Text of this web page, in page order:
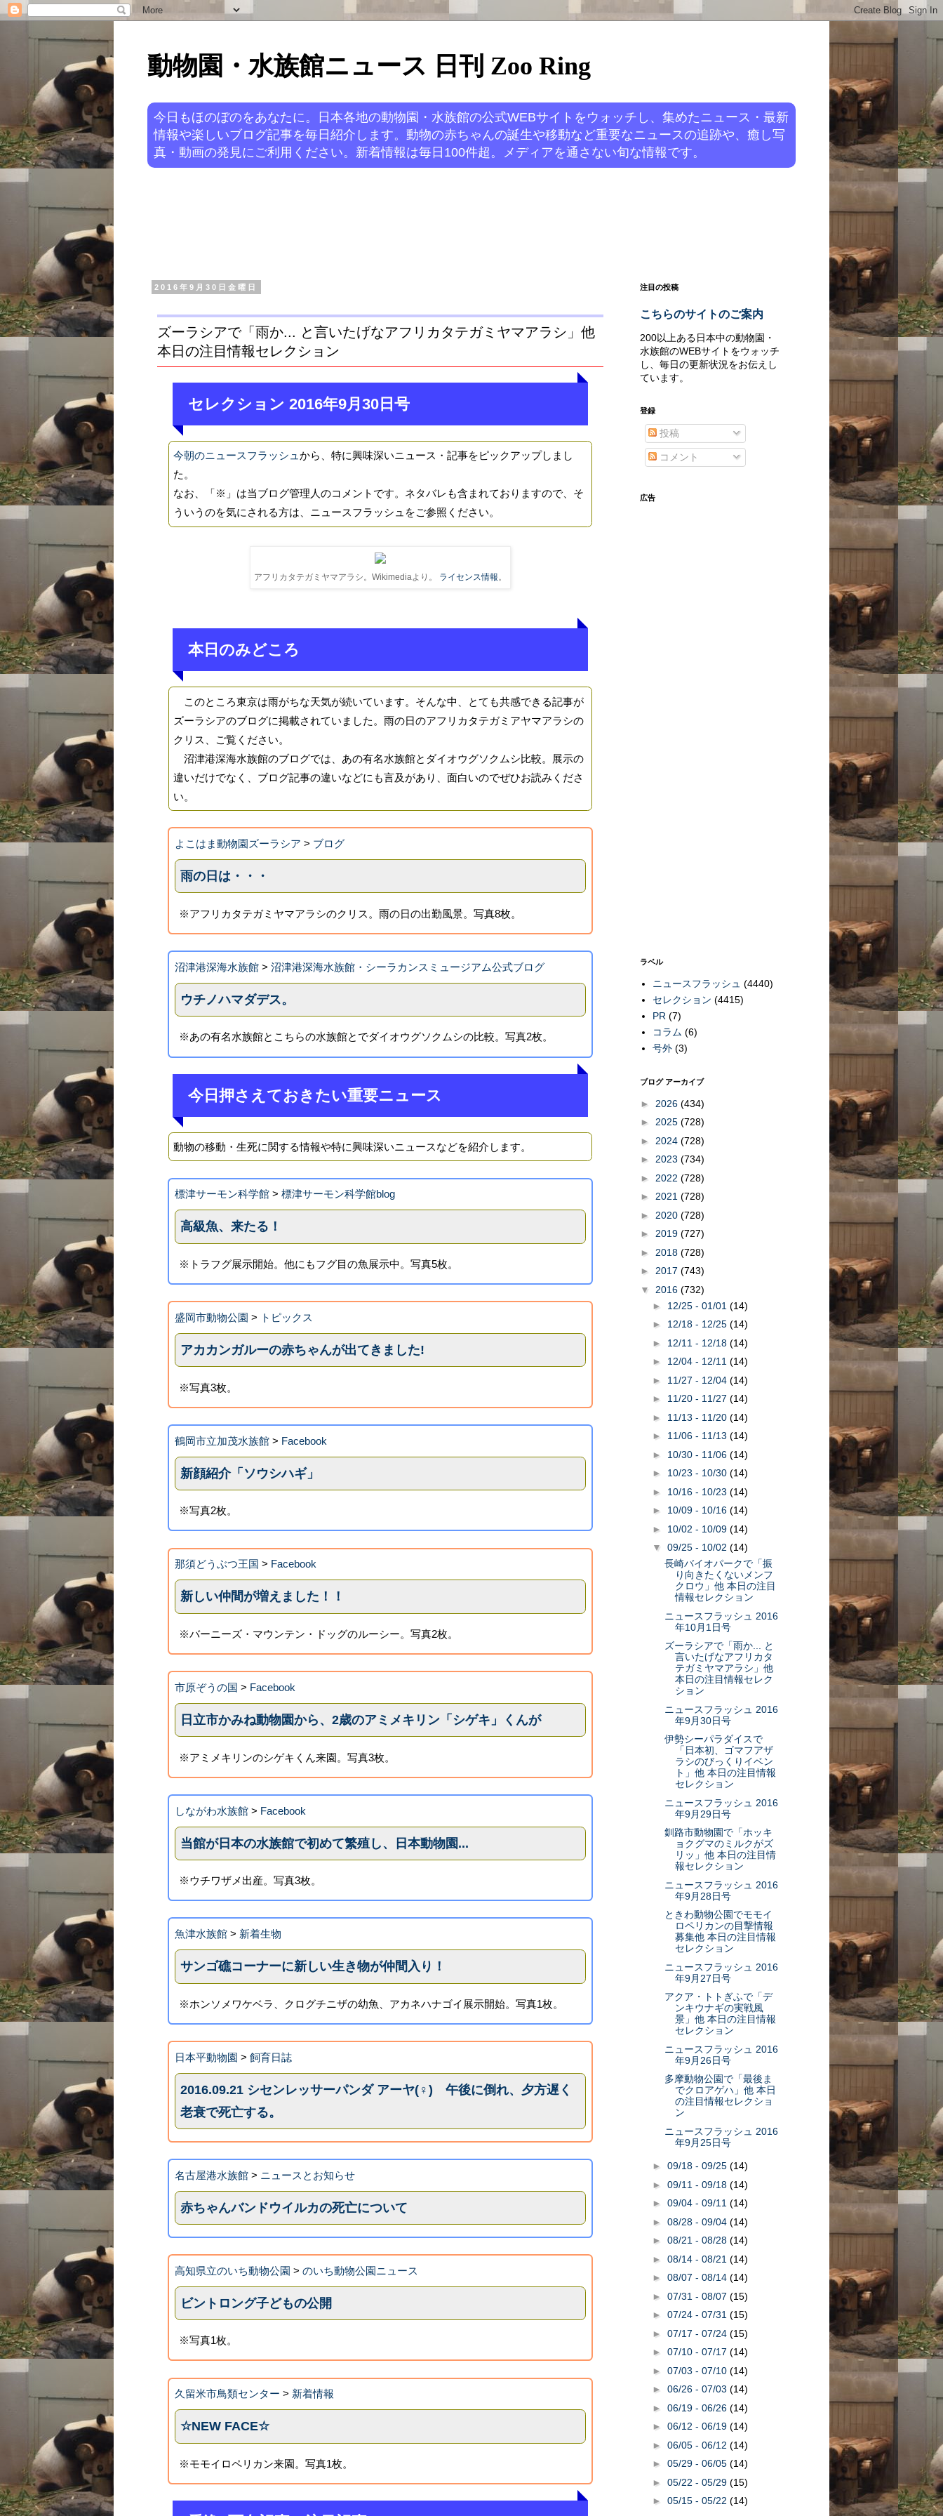
動物園・水族館ニュース 日刊 Zoo Ring
今日もほのぼのをあなたに。日本各地の動物園・水族館の公式WEBサイトをウォッチし、集めたニュース・最新
情報や楽しいブログ記事を毎日紹介します。動物の赤ちゃんの誕生や移動など重要なニュースの追跡や、癒し写
真・動画の発見にご利用ください。新着情報は毎日100件超。メディアを通さない旬な情報です。
2016年9月30日金曜日
ズーラシアで「雨か... と言いたげなアフリカタテガミヤマアラシ」他
本日の注目情報セレクション
セレクション 2016年9月30日号
今朝のニュースフラッシュから、特に興味深いニュース・記事をピックアップしまし
た。
なお、「※」は当ブログ管理人のコメントです。ネタバレも含まれておりますので、そ
ういうのを気にされる方は、ニュースフラッシュをご参照ください。
アフリカタテガミヤマアラシ。Wikimediaより。 ライセンス情報 。
本日のみどころ
このところ東京は雨がちな天気が続いています。そんな中、とても共感できる記事が
ズーラシアのブログに掲載されていました。雨の日のアフリカタテガミアヤマアラシの
クリス、ご覧ください。
沼津港深海水族館のブログでは、あの有名水族館とダイオウグソクムシ比較。展示の
違いだけでなく、ブログ記事の違いなどにも言及があり、面白いのでぜひお読みくださ
い。
よこはま動物園ズーラシア > ブログ
雨の日は・・・
※アフリカタテガミヤマアラシのクリス。雨の日の出勤風景。写真8枚。
沼津港深海水族館 >沼津港深海水族館・シーラカンスミュージアム公式ブログ
ウチノハマダデス。
※あの有名水族館とこちらの水族館とでダイオウグソクムシの比較。写真2枚。
今日押さえておきたい重要ニュース
動物の移動・生死に関する情報や特に興味深いニュースなどを紹介します。
標津サーモン科学館 >標津サーモン科学館blog
高級魚、来たる！
※トラフグ展示開始。他にもフグ目の魚展示中。写真5枚。
盛岡市動物公園 > トピックス
アカカンガルーの赤ちゃんが出てきました!
※写真3枚。
鶴岡市立加茂水族館 > Facebook
新顔紹介「ソウシハギ」
※写真2枚。
那須どうぶつ王国 > Facebook
新しい仲間が増えました！！
※バーニーズ・マウンテン・ドッグのルーシー。写真2枚。
市原ぞうの国 > Facebook
日立市かみね動物園から、2歳のアミメキリン「シゲキ」くんが
※アミメキリンのシゲキくん来園。写真3枚。
しながわ水族館 > Facebook
当館が日本の水族館で初めて繁殖し、日本動物園...
※ウチワザメ出産。写真3枚。
魚津水族館 > 新着生物
サンゴ礁コーナーに新しい生き物が仲間入り！
※ホンソメワケベラ、クログチニザの幼魚、アカネハナゴイ展示開始。写真1枚。
日本平動物園 >飼育日誌
2016.09.21 シセンレッサーパンダ アーヤ(♀) 午後に倒れ、夕方遅く
老衰で死亡する。
名古屋港水族館 > ニュースとお知らせ
赤ちゃんバンドウイルカの死亡について
高知県立のいち動物公園 >のいち動物公園ニュース
ビントロング子どもの公開
※写真1枚。
久留米市鳥類センター > 新着情報
☆NEW FACE☆
※モモイロペリカン来園。写真1枚。
注目の投稿
こちらのサイトのご案内
200以上ある日本中の動物園・
水族館のWEBサイトをウォッチ
し、毎日の更新状況をお伝えし
ています。
登録
投稿
コメント
広告
ラベル
ニュースフラッシュ (4440)
セレクション (4415)
PR (7)
コラム (6)
号外 (3)
ブログ アーカイブ
► 2026 (434)
► 2025 (728)
► 2024 (728)
► 2023 (734)
► 2022 (728)
► 2021 (728)
► 2020 (728)
► 2019 (727)
► 2018 (728)
► 2017 (743)
▼ 2016 (732)
► 12/25 - 01/01 (14)
► 12/18 - 12/25 (14)
► 12/11 - 12/18 (14)
► 12/04 - 12/11 (14)
► 11/27 - 12/04 (14)
► 11/20 - 11/27 (14)
► 11/13 - 11/20 (14)
► 11/06 - 11/13 (14)
► 10/30 - 11/06 (14)
► 10/23 - 10/30 (14)
► 10/16 - 10/23 (14)
► 10/09 - 10/16 (14)
► 10/02 - 10/09 (14)
▼ 09/25 - 10/02 (14)
長崎バイオパークで「振
り向きたくないメンフ
クロウ」他 本日の注目
情報セレクション
ニュースフラッシュ 2016
年10月1日号
ズーラシアで「雨か... と
言いたげなアフリカタ
テガミヤマアラシ」他
本日の注目情報セレク
ション
ニュースフラッシュ 2016
年9月30日号
伊勢シーパラダイスで
「日本初、ゴマフアザ
ラシのびっくりイベン
ト」他 本日の注目情報
セレクション
ニュースフラッシュ 2016
年9月29日号
釧路市動物園で「ホッキ
ョクグマのミルクがズ
リッ」他 本日の注目情
報セレクション
ニュースフラッシュ 2016
年9月28日号
ときわ動物公園でモモイ
ロペリカンの目撃情報
募集他 本日の注目情報
セレクション
ニュースフラッシュ 2016
年9月27日号
アクア・トトぎふで「デ
ンキウナギの実戦風
景」他 本日の注目情報
セレクション
ニュースフラッシュ 2016
年9月26日号
多摩動物公園で「最後ま
でクロアゲハ」他 本日
の注目情報セレクショ
ン
ニュースフラッシュ 2016
年9月25日号
► 09/18 - 09/25 (14)
► 09/11 - 09/18 (14)
► 09/04 - 09/11 (14)
► 08/28 - 09/04 (14)
► 08/21 - 08/28 (14)
► 08/14 - 08/21 (14)
► 08/07 - 08/14 (14)
► 07/31 - 08/07 (15)
► 07/24 - 07/31 (15)
► 07/17 - 07/24 (15)
► 07/10 - 07/17 (14)
► 07/03 - 07/10 (14)
► 06/26 - 07/03 (14)
► 06/19 - 06/26 (14)
► 06/12 - 06/19 (14)
► 06/05 - 06/12 (14)
► 05/29 - 06/05 (14)
► 05/22 - 05/29 (15)
► 05/15 - 05/22 (14)